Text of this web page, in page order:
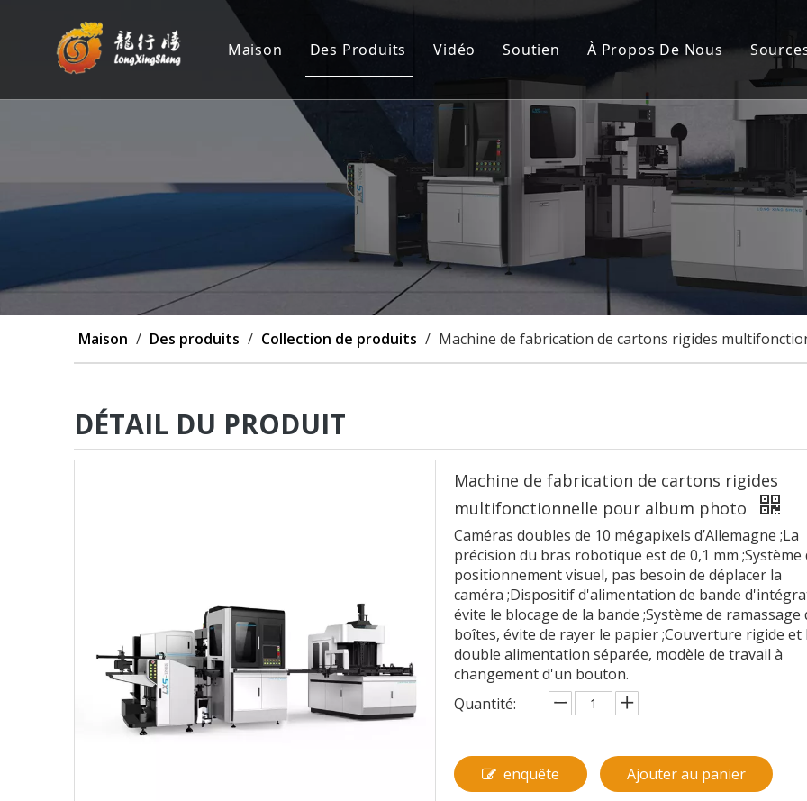
Maison
Des Produits
Machine de fabrication de cartons rigides automatique
Positionnement de la couverture rigide et de la boîte rigide
Machine de fabrication de boîtes rigides semi-automatique
Machine à rainurer
Personnalisation
Vidéo
Soutien
Service après-vente
FAQ
Cas
À Propos De Nous
Maison / Des produits / Collection de produits / Machine de fabrication de cartons rigides
DÉTAIL DU PRODUIT
Machine de fabrication de cartons rigides
multifonctionnelle pour album photo
Caméras doubles de 10 mégapixels d’Allemagne ;La
précision du bras robotique est de 0,1 mm ;Système
positionnement visuel, pas besoin de déplacer la
caméra ;Dispositif d'alimentation de bande
évite le blocage de la bande ;Système de ramassage
boîtes, évite de rayer le papier ;Couverture rigide et
double alimentation séparée, modèle de travail à
changement d'un bouton.
Quantité:
enquête Ajouter au panier